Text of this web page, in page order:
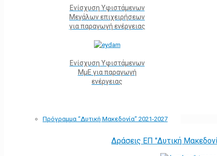
Ενίσχυση Υφιστάμενων
Μεγάλων επιχειρήσεων
για παραγωγή ενέργειας
Ενίσχυση Υφιστάμενων
ΜμΕ για παραγωγή
ενέργειας
Πρόγραμμα “Δυτική Μακεδονία” 2021-2027
Δράσεις ΕΠ "Δυτική